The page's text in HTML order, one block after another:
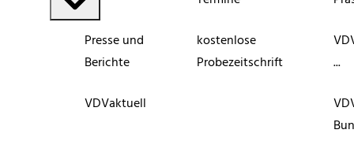
Presse und
Berichte
VDVaktuell
kostenlose
Probezeitschrift
...